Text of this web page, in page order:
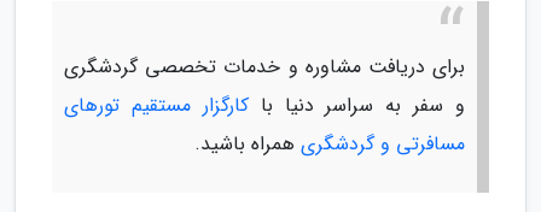
برای دریافت مشاوره و خدمات تخصصی گردشگری
و سفر به سراسر دنیا باکارگزار مستقیم تورهای
مسافرتی و گردشگری همراه باشید.